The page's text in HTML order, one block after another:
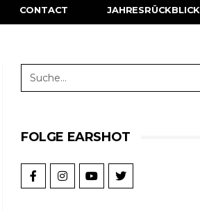
CONTACT JAHRESRÜCKBLICK
FOLGE EARSHOT